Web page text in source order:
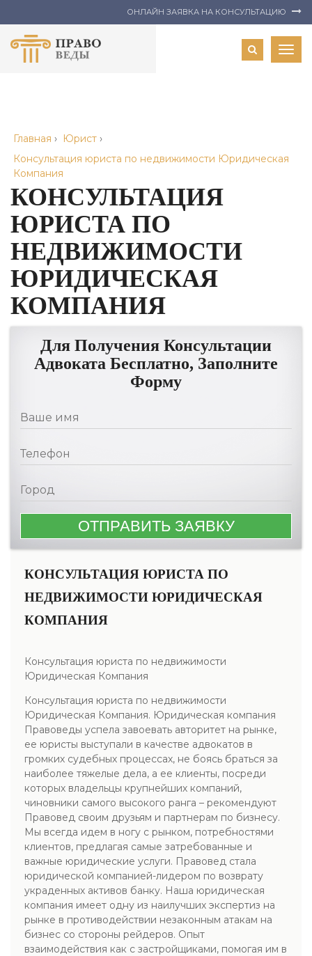
ОНЛАЙН ЗАЯВКА НА КОНСУЛЬТАЦИЮ
Главная › Юрист ›
Консультация юриста по недвижимости Юридическая
Компания
КОНСУЛЬТАЦИЯ
ЮРИСТА ПО
НЕДВИЖИМОСТИ
ЮРИДИЧЕСКАЯ
КОМПАНИЯ
Для Получения Консультации
Адвоката Бесплатно, Заполните
Форму
КОНСУЛЬТАЦИЯ ЮРИСТА ПО
НЕДВИЖИМОСТИ ЮРИДИЧЕСКАЯ
КОМПАНИЯ
Консультация юриста по недвижимости
Юридическая Компания
Консультация юриста по недвижимости
Юридическая Компания. Юридическая компания
Правоведы успела завоевать авторитет на рынке,
ее юристы выступали в качестве адвокатов в
громких судебных процессах, не боясь браться за
наиболее тяжелые дела, а ее клиенты, посреди
которых владельцы крупнейших компаний,
чиновники самого высокого ранга – рекомендуют
Правовед своим друзьям и партнерам по бизнесу.
Мы всегда идем в ногу с рынком, потребностями
клиентов, предлагая самые затребованные и
важные юридические услуги. Правовед стала
юридической компанией-лидером по возврату
украденных активов банку. Наша юридическая
компания имеет одну из наилучших экспертиз на
рынке в противодействии незаконным атакам на
бизнес со стороны рейдеров. Опыт
взаимодействия как с застройщиками, помогая им в